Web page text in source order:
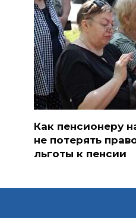
Как пенсионеру
не потерять
льготы к пенсии